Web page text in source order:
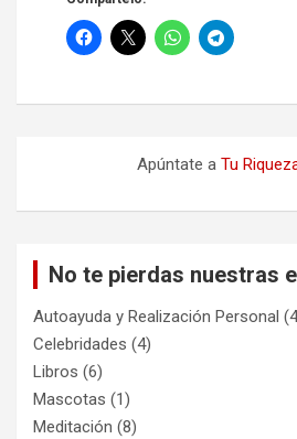
Apúntate a Tu
No te pierdas nuestras
Autoayuda y Realización Personal
Celebridades (4)
Libros (6)
Mascotas (1)
Meditación (8)